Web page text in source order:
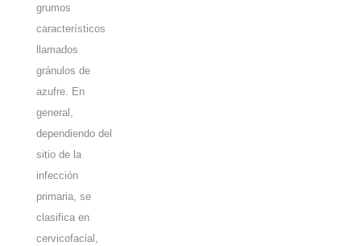
grumos
característicos
llamados
gránulos de
azufre. En
general,
dependiendo del
sitio de la
infección
primaria, se
clasifica en
cervicofacial,